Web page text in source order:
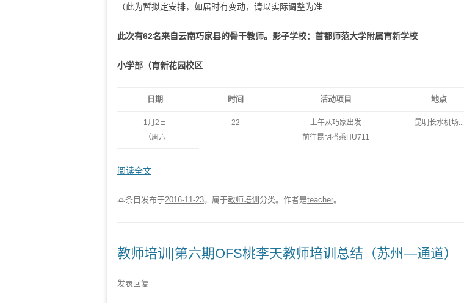
（此为暂拟定安排，如届时有变动，请以实际调整为准
此次有62名来自云南巧家县的骨干教师。影子学校：首都师范大学附属育新学校
小学部（育新花园校区
日期 时间 活动项目 地点
1月 2 日
（周六
22
上午从巧家出发
前往昆明搭乘HU711
昆明长水机场...
阅读全文
本条目发布于2016-11-23。属于教师培训 分类。 作者是teacher。
教师培训|第六期OFS桃李天教师培训总结（苏州—通道）
发表回复